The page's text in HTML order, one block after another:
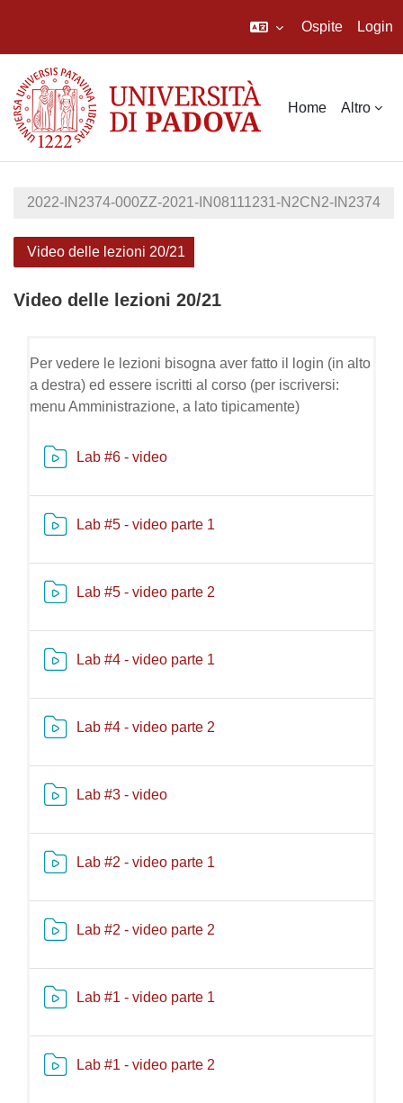
Ospite Login
Home Altro
2022-IN2374-000ZZ-2021-IN08111231-N2CN2-IN2374
Video delle lezioni 20/21
Video delle lezioni 20/21
Schema della sezione
Per vedere le lezioni bisogna aver fatto il login (in alto
a destra) ed essere iscritti al corso (per iscriversi:
menu Amministrazione, a lato tipicamente)
Lab #6 - videoRisorsa video Kaltura
Lab #5 - video parte 1
Lab #5 - video parte 2
Lab #4 - video parte 1
Lab #4 - video parte 2
Lab #3 - videoRisorsa video Kaltura
Lab #2 - video parte 1
Lab #2 - video parte 2
Lab #1 - video parte 1
Lab #1 - video parte 2